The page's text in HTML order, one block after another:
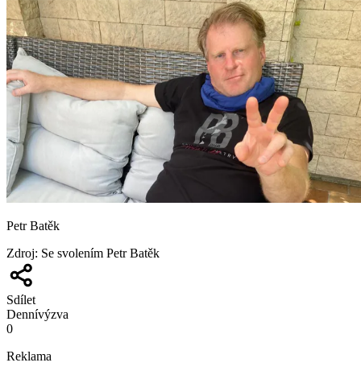
Petr Batěk
Zdroj: Se svolením Petr Batěk
Sdílet
Dennívýzva
0
Reklama